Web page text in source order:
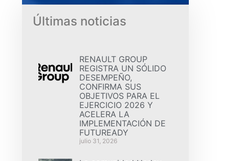
Últimas noticias
RENAULT GROUP
REGISTRA UN SÓLIDO
DESEMPEÑO,
CONFIRMA SUS
OBJETIVOS PARA EL
EJERCICIO 2026 Y
ACELERA LA
IMPLEMENTACIÓN DE
FUTUREADY
julio 31, 2026